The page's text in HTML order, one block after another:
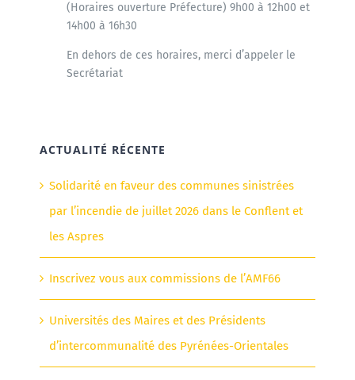
(Horaires ouverture Préfecture) 9h00 à 12h00 et
14h00 à 16h30
En dehors de ces horaires, merci d’appeler le
Secrétariat
ACTUALITÉ RÉCENTE
Solidarité en faveur des communes sinistrées
par l’incendie de juillet 2026 dans le Conflent et
les Aspres
Inscrivez vous aux commissions de l’AMF66
Universités des Maires et des Présidents
d’intercommunalité des Pyrénées-Orientales